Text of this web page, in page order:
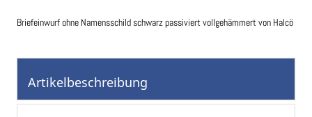
Briefeinwurf ohne Namensschild schwarz passiviert vollgehämmert von Halcö
Anfang
Bildgalerie
springen
Artikelbeschreibung